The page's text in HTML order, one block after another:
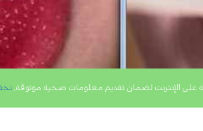
الإنترنت لضمان تقديم معلومات صحية موثوقة,